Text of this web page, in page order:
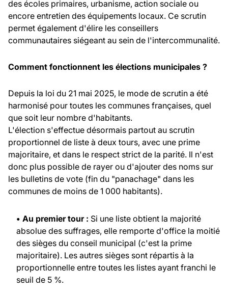
des écoles primaires, urbanisme, action sociale ou
encore entretien des équipements locaux. Ce scrutin
permet également d'élire les conseillers
communautaires siégeant au sein de l'intercommunalité.
Comment fonctionnent les élections municipales ?
Depuis la loi du 21 mai 2025, le mode de scrutin a été
harmonisé pour toutes les communes françaises, quel
que soit leur nombre d'habitants.
L'élection s'effectue désormais partout au scrutin
proportionnel de liste à deux tours, avec une prime
majoritaire, et dans le respect strict de la parité. Il n'est
donc plus possible de rayer ou d'ajouter des noms sur
les bulletins de vote (fin du "panachage" dans les
communes de moins de 1 000 habitants).
• Au premier tour : Si une liste obtient la majorité
absolue des suffrages, elle remporte d'office la moitié
des sièges du conseil municipal (c'est la prime
majoritaire). Les autres sièges sont répartis à la
proportionnelle entre toutes les listes ayant franchi le
seuil de 5 %.